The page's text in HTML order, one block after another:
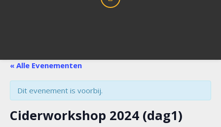
« Alle Evenementen
Dit evenement is voorbij.
Ciderworkshop 2024 (dag1)